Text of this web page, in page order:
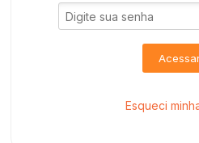
Esqueci